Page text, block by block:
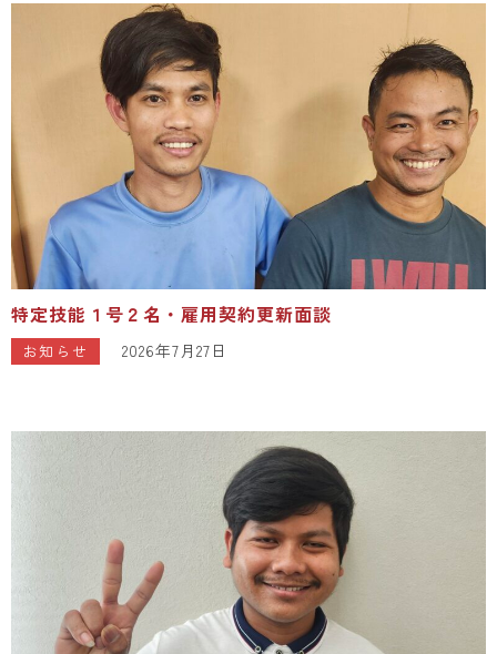
特定技能１号２名・雇用契約更新面談
お知らせ 2026年7月27日